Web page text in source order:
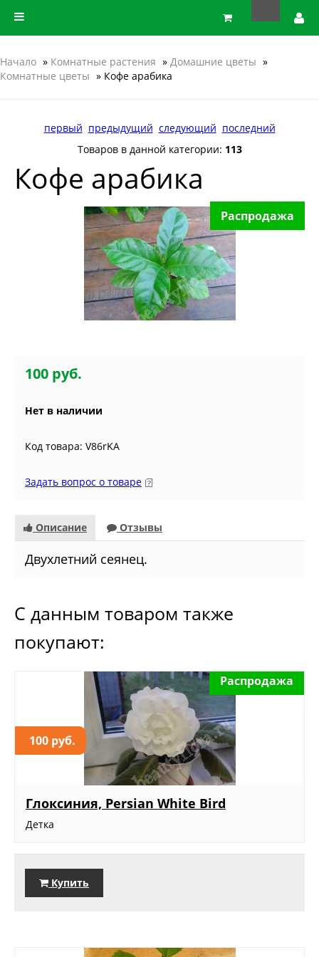
Начало » Комнатные растения » Домашние цветы »
Комнатные цветы » Кофе арабика
первый предыдущий следующий последний
Товаров в данной категории: 113
Кофе арабика
Распродажа
100 руб.
Нет в наличии
Код товара: V86rKA
Задать вопрос о товаре
Описание Отзывы
Двухлетний сеянец.
С данным товаром также
покупают:
100 руб.
Распродажа
Глоксиния, Persian White Bird
Детка
Купить